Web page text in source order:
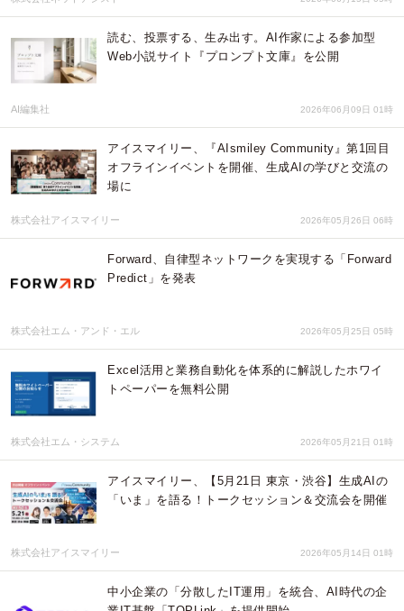
読む、投票する、生み出す。AI作家による参加型
Web小説サイト『プロンプト文庫』を公開
AI編集社 2026年06月09日 01時
アイスマイリー、『AIsmiley Community』第1回目
オフラインイベントを開催、生成AIの学びと交流の
場に
株式会社アイスマイリー 2026年05月26日 06時
Forward、自律型ネットワークを実現する「Forward
Predict」を発表
株式会社エム・アンド・エル 2026年05月25日 05時
Excel活用と業務自動化を体系的に解説したホワイ
トペーパーを無料公開
株式会社エム・システム 2026年05月21日 01時
アイスマイリー、【5月21日 東京・渋谷】生成AIの
「いま」を語る！トークセッション＆交流会を開催
株式会社アイスマイリー 2026年05月14日 01時
中小企業の「分散したIT運用」を統合、AI時代の企